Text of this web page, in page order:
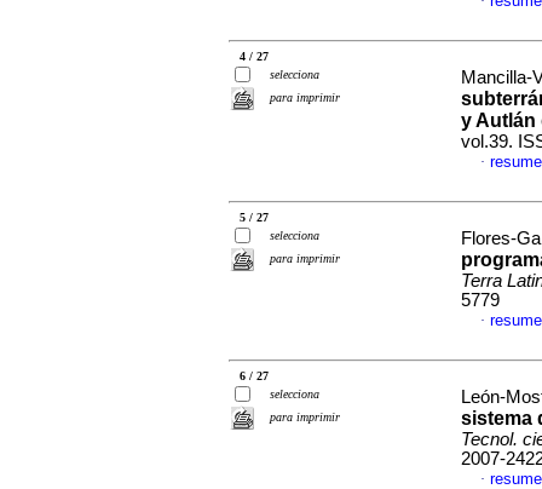
4 / 27
selecciona
para imprimir
Mancilla-
y Autlán
vol.39.
·
5 / 27
selecciona
para imprimir
Flores-
Terra
5779
·
6 / 27
selecciona
para imprimir
León-
sistema
Tecnol.
2007-
·